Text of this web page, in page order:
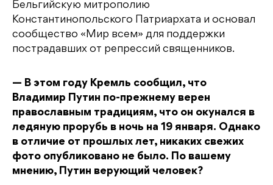
Бельгийскую митрополию
Константинопольского Патриархата и основал
сообщество «Мир всем» для поддержки
пострадавших от репрессий священников.
— В этом году Кремль сообщил, что
Владимир Путин по-прежнему верен
православным традициям, что он окунался в
ледяную прорубь в ночь на 19 января. Однако
в отличие от прошлых лет, никаких свежих
фото опубликовано не было. По вашему
мнению, Путин верующий человек?